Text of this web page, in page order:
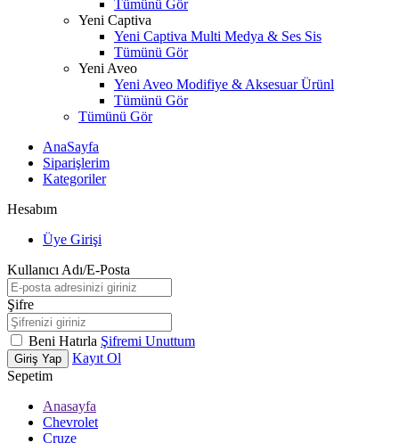
Tümünü Gör
Yeni Captiva
Yeni Captiva Multi Medya & Ses Sis
Tümünü Gör
Yeni Aveo
Yeni Aveo Modifiye & Aksesuar Ürünl
Tümünü Gör
Tümünü Gör
AnaSayfa
Siparişlerim
Kategoriler
Hesabım
Üye Girişi
Kullanıcı Adı/E-Posta
Şifre
Beni Hatırla Şifremi Unuttum
Giriş Yap
Kayıt Ol
Sepetim
Anasayfa
Chevrolet
Cruze